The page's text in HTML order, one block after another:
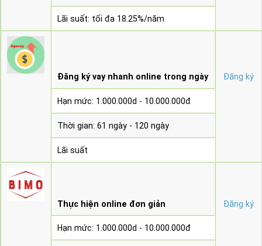
Lãi suất: tối đa 18.25%/năm
Đăng ký vay nhanh online trong ngày Đăng ký
Hạn mức: 1.000.000d - 10.000.000đ
Thời gian: 61 ngày - 120 ngày
Lãi suất
Thực hiện online đơn giản Đăng ký
Hạn mức: 1.000.000d - 10.000.000đ